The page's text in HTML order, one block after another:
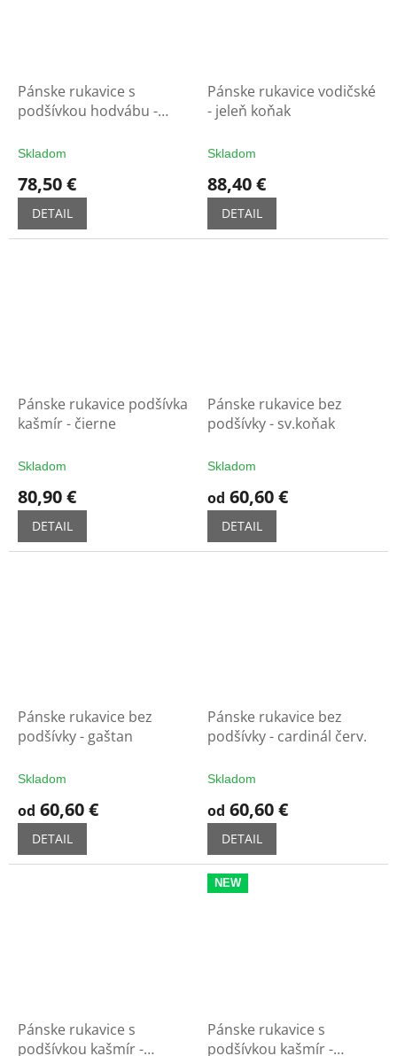
Pánske rukavice s
podšívkou hodvábu -
Skladom
78,50 €
DETAIL
Pánske rukavice vodičské
- jeleň koňak
Skladom
88,40 €
DETAIL
Pánske rukavice podšívka
kašmír - čierne
Skladom
80,90 €
DETAIL
Pánske rukavice bez
podšívky - sv.koňak
Skladom
od 60,60 €
DETAIL
Pánske rukavice bez
podšívky - gaštan
Skladom
od 60,60 €
DETAIL
Pánske rukavice bez
podšívky - cardinál červ.
Skladom
od 60,60 €
DETAIL
Pánske rukavice s
podšívkou kašmír -
NEW
Pánske rukavice s
podšívkou kašmír -